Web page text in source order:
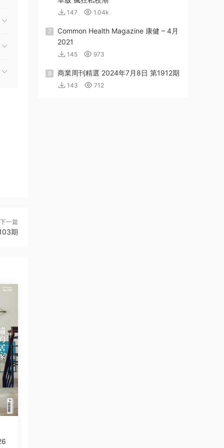
下一篇
期
147 1.04k
7
Common Health Magazine 康健 – 4月
2021
145 973
8 商業周刊精選 2024年7月8日 第1912期
143 712